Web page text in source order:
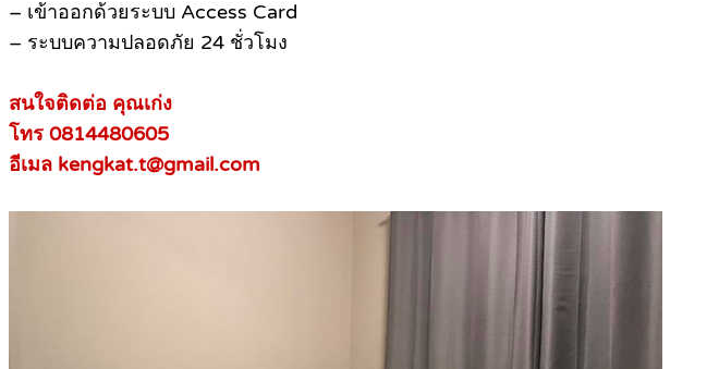
– เข้าออกด้วยระบบ Access Card
– ระบบความปลอดภัย 24 ชั่วโมง
สนใจติดต่อ คุณเก่ง
โทร 0814480605
อีเมล kengkat.t@gmail.com